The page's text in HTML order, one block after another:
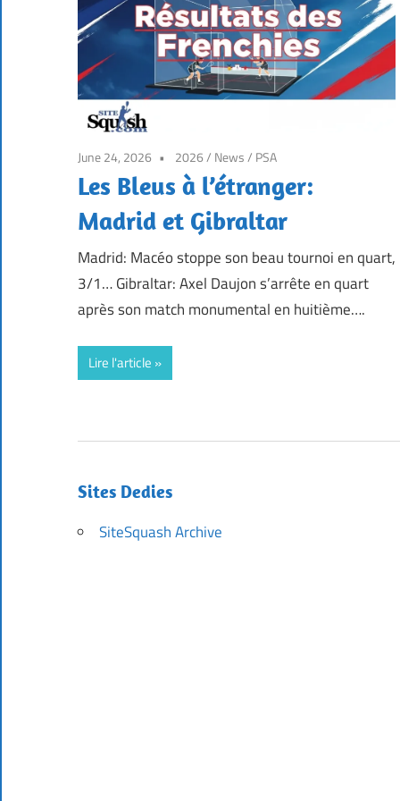
June 24, 2026 2026/ News/ PSA
Les Bleus à l’étranger:
Madrid et Gibraltar
Madrid: Macéo stoppe son beau tournoi en quart,
3/1… Gibraltar: Axel Daujon s’arrête en quart
après son match monumental en huitième….
Lire l'article
Sites Dedies
SiteSquash Archive